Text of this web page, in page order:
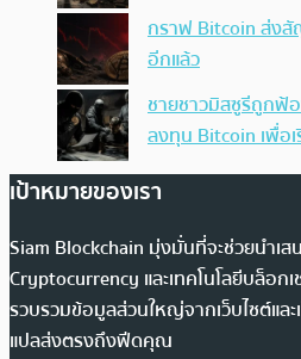
กราฟ Bitcoin ส่ง
อีกแล้ว
ชายชาวมิสซูรีถูกฟ้
ลงทุน Bitcoin เพื่อ
เป้าหมายของเรา
Siam Blockchain มุ่งมั่นที่จะช่วยนำเส
Cryptocurrency และเทคโนโลยีบล็อก
รวบรวมข้อมูลส่วนใหญ่จากเว็บไซต์แล
แปลส่งตรงถึงฟีดคุณ